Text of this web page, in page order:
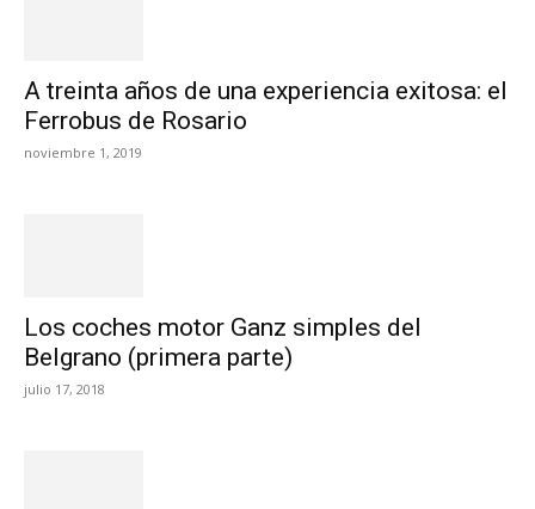
A treinta años de una experiencia exitosa: el
Ferrobus de Rosario
noviembre 1, 2019
Los coches motor Ganz simples del
Belgrano (primera parte)
julio 17, 2018